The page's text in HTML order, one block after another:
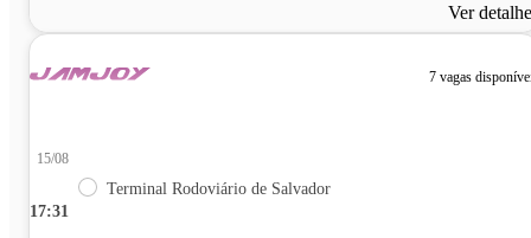
Ver
7 vagas
17:31
15/08
Terminal Rodoviário de Salvador